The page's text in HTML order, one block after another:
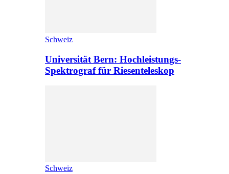
Schweiz
Universität Bern: Hochleistungs-
Spektrograf für Riesenteleskop
Schweiz